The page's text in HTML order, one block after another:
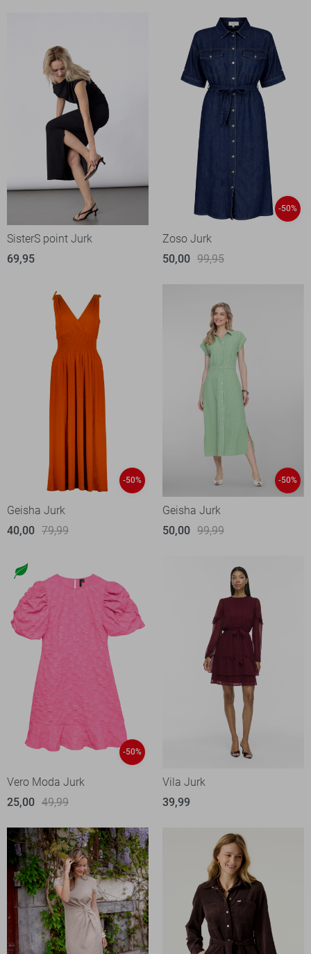
SisterS point Jurk
69,95
-50%
Zoso Jurk
50,00 99,95
-50%
Geisha Jurk
40,00 79,99
-50%
Geisha Jurk
50,00 99,99
-50%
Vero Moda Jurk
25,00 49,99
Vila Jurk
39,99